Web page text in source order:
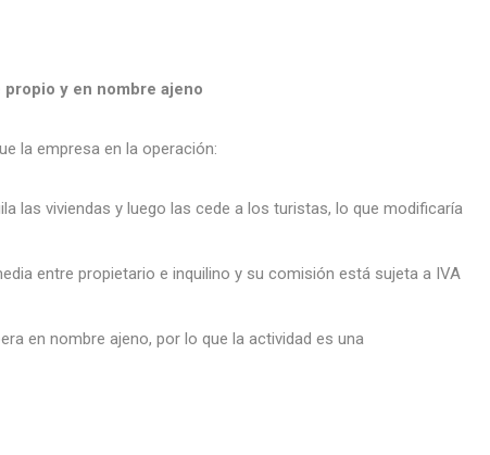
y en nombre ajeno
la empresa en la operación:
las viviendas y luego las cede a los turistas, lo que modificaría
entre propietario e inquilino y su comisión está sujeta a IVA
en nombre ajeno, por lo que la actividad es una